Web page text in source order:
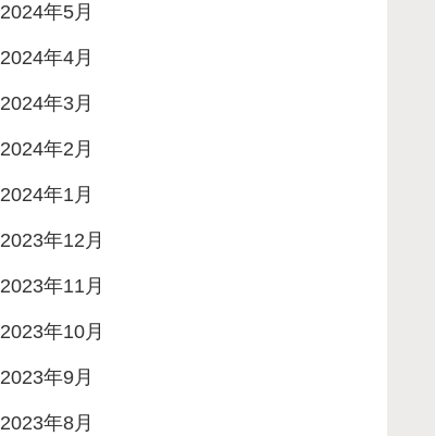
2024年5月
2024年4月
2024年3月
2024年2月
2024年1月
2023年12月
2023年11月
2023年10月
2023年9月
2023年8月